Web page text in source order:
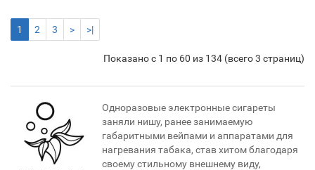
1 2 3 > >|
Показано с 1 по 60 из 134 (всего 3 страниц)
Одноразовые электронные сигареты
заняли нишу, ранее занимаемую
габаритными вейпами и аппаратами для
нагревания табака, став хитом благодаря
своему стильному внешнему виду,